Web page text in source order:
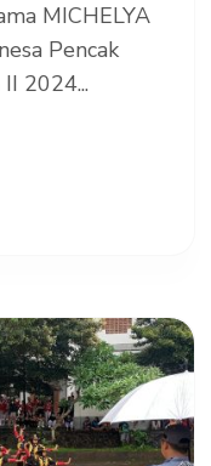
MICHELYA
Pencak
2024...